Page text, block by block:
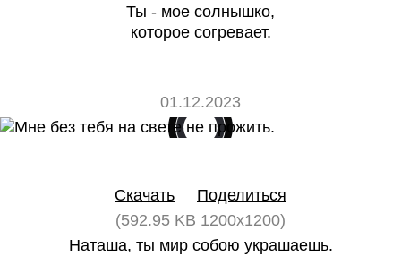
Ты - мое солнышко,
которое согревает.
01.12.2023
Скачать
Поделиться
(592.95 KB 1200x1200)
Наташа, ты мир собою украшаешь.